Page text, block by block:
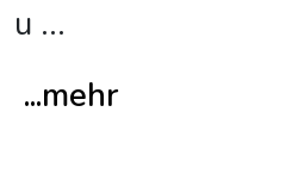
u ...
...mehr